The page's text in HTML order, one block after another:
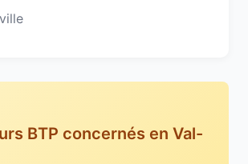
BTP concernés en Val-